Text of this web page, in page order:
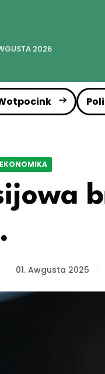
2026
EKONOMIKA
01. Awgusta 2025